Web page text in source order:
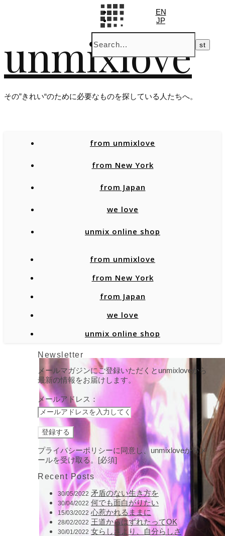
unmixlove
その”きれい“のために必要なものを探している人たちへ。
EN
JP
from unmixlove
from New York
from Japan
we love
unmix online shop
from unmixlove
from New York
from Japan
we love
unmix online shop
Newsletter
メールマガジンにご登録いただくとunmixloveから
最新の情報をお届けします。
メールアドレス：
プライバシーポリシーに同意し、unmixloveからメ
ールを受け取る。[必須]
Recent Posts
30/05/2022 矛盾のない生き方を
30/04/2022 何でも面白がりたい
15/03/2022 心惹かれるままに
28/02/2022 王道からはずれたってOK
30/01/2022 女らしさより、自分らしさ